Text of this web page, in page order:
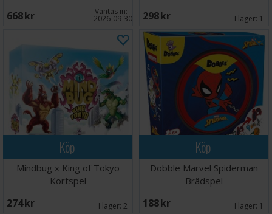
668 SEK Väntas in:
2026-09-30 298 SEK I lager: 1
Köp
Mindbug x King of Tokyo
Kortspel
274 SEK I lager: 2
Köp
Dobble Marvel Spiderman
Brädspel
188 SEK I lager: 1